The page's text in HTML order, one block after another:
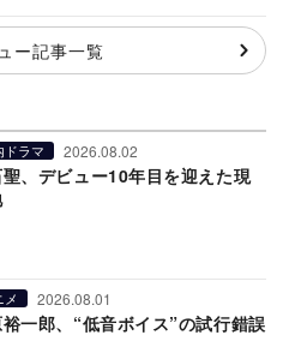
ー記事一覧
ドラマ 2026.08.02
聖、デビュー10年目を迎えた現
メ 2026.08.01
一郎、“低音ボイス”の試行錯誤